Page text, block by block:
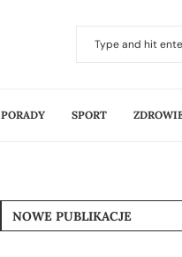
PORADY SPORT
NOWE PUBLIKACJE